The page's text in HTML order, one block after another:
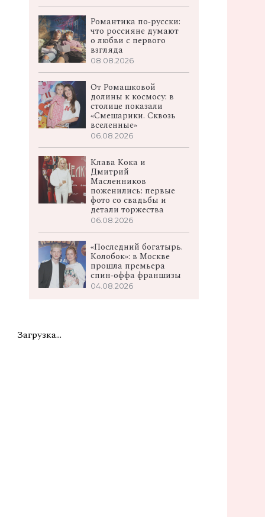
Романтика по‑русски:
что россияне думают
о любви с первого
взгляда
08.08.2026
От Ромашковой
долины к космосу: в
столице показали
«Смешарики. Сквозь
вселенные»
06.08.2026
Клава Кока и
Дмитрий
Масленников
поженились: первые
фото со свадьбы и
детали торжества
06.08.2026
«Последний богатырь.
Колобок»: в Москве
прошла премьера
спин‑оффа франшизы
04.08.2026
Загрузка...